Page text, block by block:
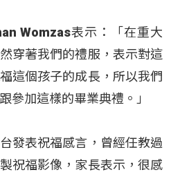
Womzas表示：「在重大
穿著我們的禮服，表示對這
這個孩子的成長，所以我們
參加這樣的畢業典禮。」
發表祝福感言，曾經任教過
祝福影像，家長表示，很感